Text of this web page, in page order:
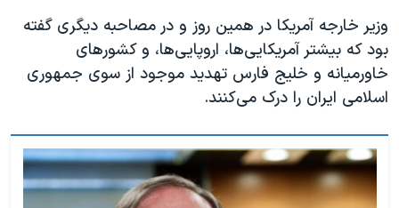
وزیر خارجه آمریکا در همین روز و در مصاحبه دیگری گفته
بود که بیشتر آمریکایی‌ها، اروپایی‌ها، و کشورهای
خاورمیانه و خلیج فارس تهدید موجود از سوی جمهوری
اسلامی ایران را درک می‌کنند.